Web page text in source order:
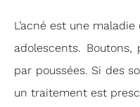
L’acné est une
adolescents.
par poussées. Si des
un traitement est